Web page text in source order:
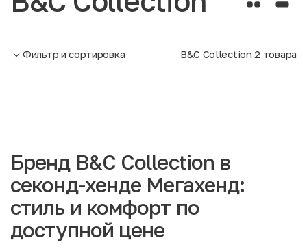
Фильтр и сортировка B&C Collection2 товара
Бренд B&C Collection в
секонд-хенде Мегахенд:
стиль и комфорт по
доступной цене